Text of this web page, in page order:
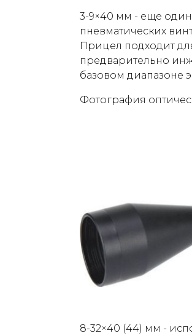
3-9×40 мм - еще один
пневматических
Прицел подходит
предварительно
базовом диапазоне
Фотография
8-32×40 (44) мм -